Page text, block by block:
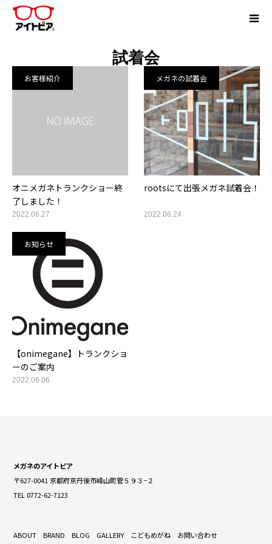
試着会
お客様紹介
オニメガネトランクショー終
了しました！
2022.06.27
メガネの試着会
rootsにて出張メガネ試着会！
2022.06.24
お知らせ
【onimegane】トランクショ
ーのご案内
2022.06.06
メガネのアイトピア
〒627-0041 京都府京丹後市峰山町菅５９３−２
TEL 0772-62-7123
ABOUT BRAND BLOG GALLERY こどもめがね お問い合わせ